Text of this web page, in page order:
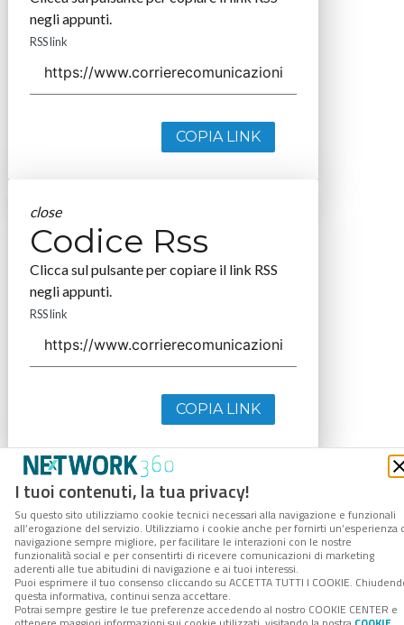
I tuoi contenuti, la tua privacy!
Su questo sito utilizziamo cookie tecnici necessari alla navigazione e funzionali
all’erogazione del servizio. Utilizziamo i cookie anche per fornirti un’esperienza
navigazione sempre migliore, per facilitare le interazioni con le nostre
funzionalità social e per consentirti di ricevere comunicazioni di marketing
aderenti alle tue abitudini di navigazione e ai tuoi interessi.
Puoi esprimere il tuo consenso cliccando su ACCETTA TUTTI I COOKIE.
questa informativa, continui senza accettare.
Potrai sempre gestire le tue preferenze accedendo al nostro COOKIE CENTER e
negli appunti.
RSS link
COPIA LINK
close
Codice Rss
Clicca sul pulsante per copiare il link RSS
negli appunti.
RSS link
COPIA LINK